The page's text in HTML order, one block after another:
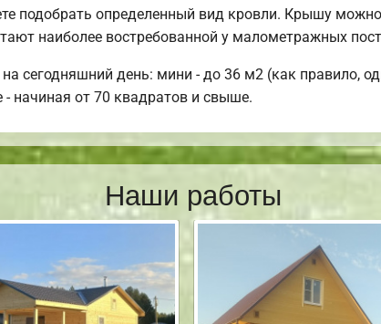
подобрать определенный вид кровли. Крышу
наиболее востребованной у малометражных
сегодняшний день: мини - до 36 м2 (как правило,
начиная от 70 квадратов и свыше.
Наши работы